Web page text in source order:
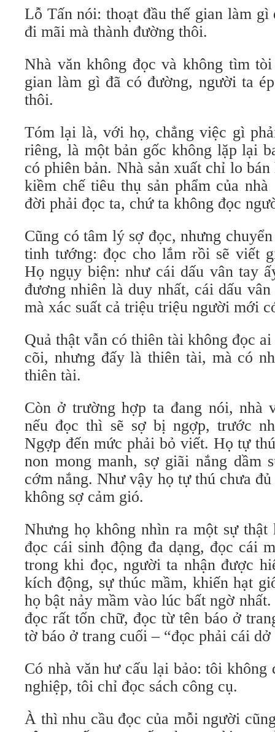
Lỗ Tấn nói: thoạt đầu thế gian làm
đi mãi mà thành đường thôi.
Nhà văn không đọc và không tìm
gian làm gì đã có đường, người ta
thôi.
Tóm lại là, với họ, chẳng việc gì
riêng, là một bản gốc không lặp lại
có phiên bản. Nhà sản xuất chỉ lo
kiềm chế tiêu thụ sản phẩm của
đời phải đọc ta, chứ ta không đọc
Cũng có tâm lý sợ đọc, nhưng
tinh tướng: đọc cho lắm rồi sẽ viết
Họ ngụy biện: như cái dấu vân tay
đương nhiên là duy nhất, cái dấu
mà xác suất cả triệu triệu người mới
Quả thật vẫn có thiên tài không đọc
cõi, nhưng đấy là thiên tài, mà có
thiên tài.
Còn ở trường hợp ta đang nói, nhà
nếu đọc thì sẽ sợ bị ngợp, trước
Ngợp đến mức phải bỏ viết. Họ tự
non mong manh, sợ giãi nắng dầm
cớm nắng. Như vậy họ tự thú chưa
không sợ cảm gió.
Nhưng họ không nhìn ra một sự
đọc cái sinh động đa dạng, đọc cái
trong khi đọc, người ta nhận được
kích động, sự thúc mầm, khiến hạt
họ bật nảy mầm vào lúc bất ngờ
đọc rất tốn chữ, đọc từ tên báo ở
tờ báo ở trang cuối – “đọc phải cái
Có nhà văn hư cấu lại bảo: tôi không
nghiệp, tôi chỉ đọc sách công cụ.
À thì nhu cầu đọc của mỗi người